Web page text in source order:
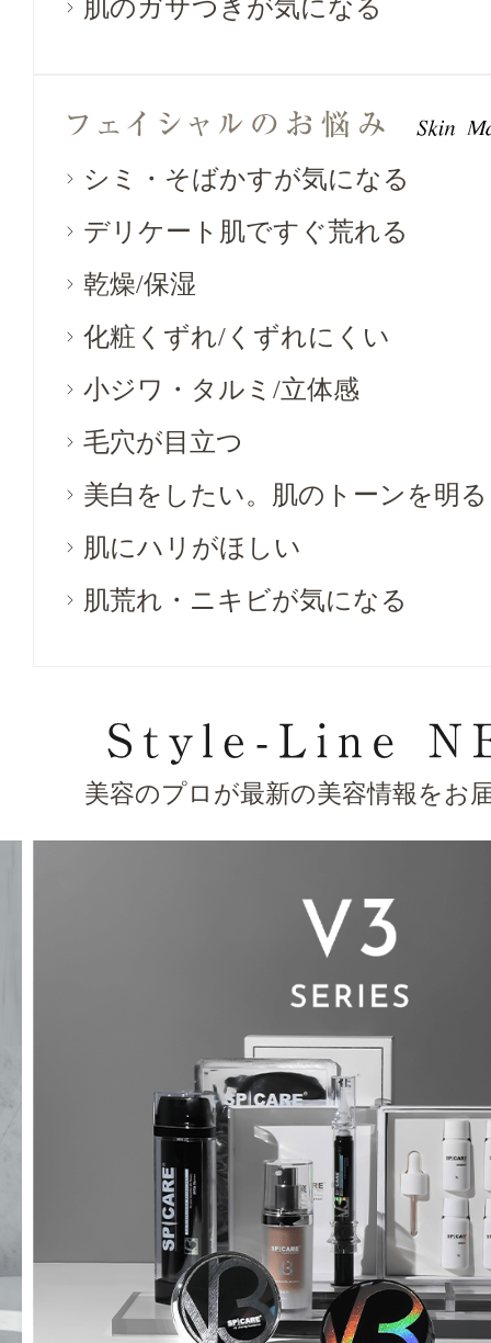
肌のガサつきが気になる
シミ・そばかすが気になる
デリケート肌ですぐ荒れる
乾燥/保湿
化粧くずれ/くずれにくい
小ジワ・タルミ/立体感
毛穴が目立つ
美白をしたい。肌のトーンを明
肌にハリがほしい
肌荒れ・ニキビが気になる
美容のプロが最新の美容情報をお